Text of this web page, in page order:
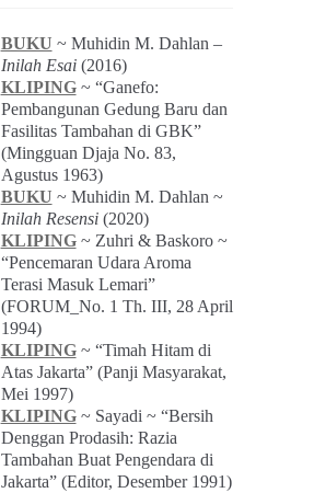
BUKU ~ Muhidin M. Dahlan –
Inilah Esai(2016)
KLIPING~ “Ganefo:
Pembangunan Gedung Baru dan
Fasilitas Tambahan di GBK”
(Mingguan Djaja No. 83,
Agustus 1963)
BUKU ~ Muhidin M. Dahlan ~
Inilah Resensi(2020)
KLIPING~ Zuhri & Baskoro ~
“Pencemaran Udara Aroma
Terasi Masuk Lemari”
(FORUM_No. 1 Th. III, 28 April
1994)
KLIPING~ “Timah Hitam di
Atas Jakarta” (Panji Masyarakat,
Mei 1997)
KLIPING~ Sayadi ~ “Bersih
Denggan Prodasih: Razia
Tambahan Buat Pengendara di
Jakarta” (Editor, Desember 1991)